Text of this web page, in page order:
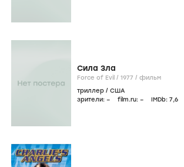
Сила Зла
Force of Evil / 1977 / фильм
триллер / США
зрители: – film.ru: – IMDb: 7,6